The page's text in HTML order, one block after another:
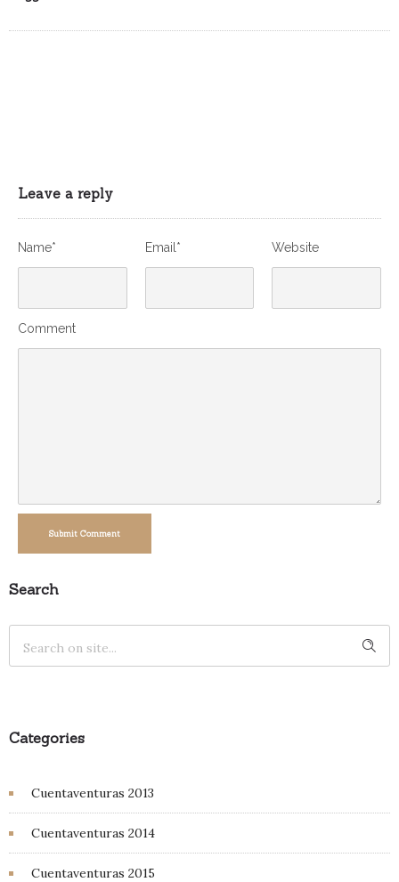
Leave a reply
Name* Email* Website
Comment
Submit Comment
Search
Categories
Cuentaventuras 2013
Cuentaventuras 2014
Cuentaventuras 2015